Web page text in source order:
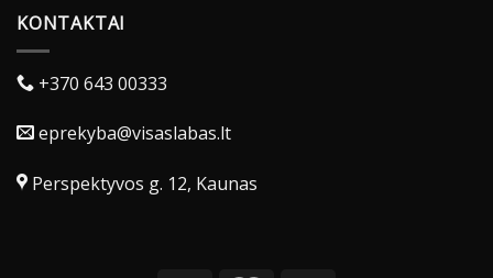
KONTAKTAI
+370 643 00333
eprekyba@visaslabas.lt
Perspektyvos g. 12, Kaunas